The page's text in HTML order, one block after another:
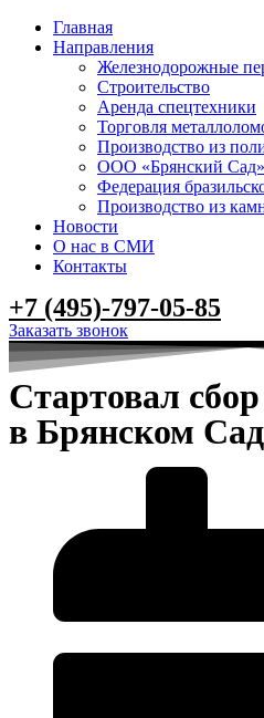
Главная
Направления
Железнодорожные
Строительство
Аренда спецтехники
Торговля
Производство из
ООО «Брянский Сад»
Федерация
Производство из
Новости
О нас в СМИ
Контакты
+7 (495)-797-05-85
Заказать звонок
Стартовал
в Брянском